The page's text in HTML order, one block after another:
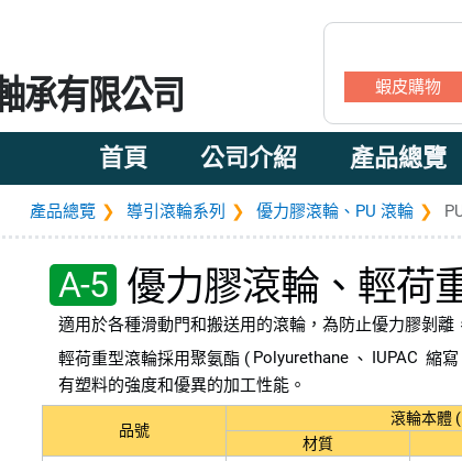
承有限公司 蝦皮購物
首頁 公司介紹 產品總覽
產品總覽 導引滾輪系列 優力膠滾輪、PU 滾輪
A-5 優力膠滾輪、輕荷
適用於各種滑動門和搬送用的滾輪，為防止優力膠剝
輕荷重型滾輪採用聚氨酯 ( Polyurethane 、 IUPAC 縮寫
有塑料的強度和優異的加工性能。
品號
滾輪本體
材質